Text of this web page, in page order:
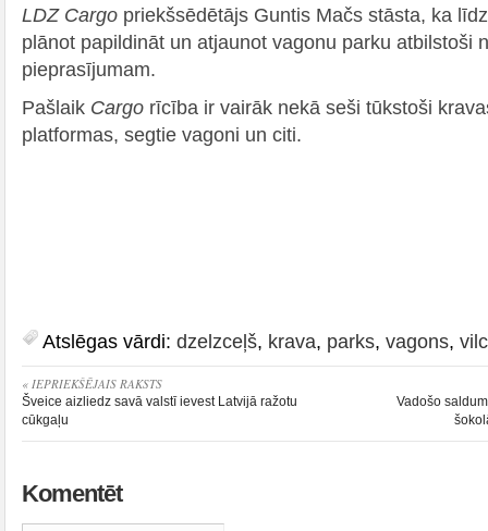
LDZ Cargo priekšsēdētājs Guntis Mačs stāsta, ka
plānot papildināt un atjaunot vagonu parku atbilstoši
pieprasījumam.
Pašlaik Cargo rīcība ir vairāk nekā seši tūkstoši
platformas, segtie vagoni un citi.
Atslēgas vārdi: dzelzceļš, krava, parks, vagons,
« IEPRIEKŠĒJAIS RAKSTS
Šveice aizliedz savā valstī ievest Latvijā ražotu
cūkgaļu
Vadošo
Komentēt